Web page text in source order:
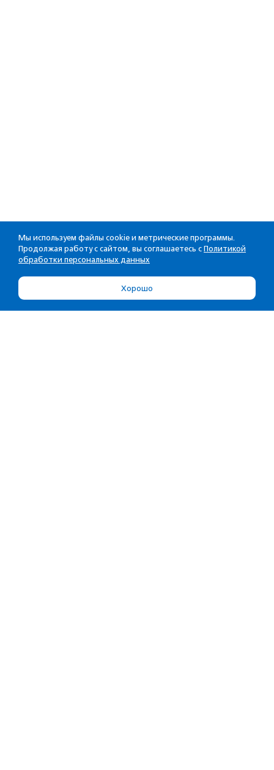
Мы используем файлы cookie и метрические программы.
Продолжая работу с сайтом, вы соглашаетесь с Политикой
обработки персональных данных
Хорошо